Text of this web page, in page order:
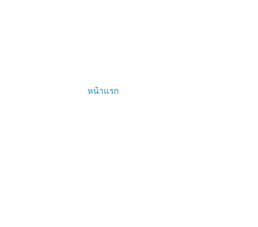
หน้าแรก